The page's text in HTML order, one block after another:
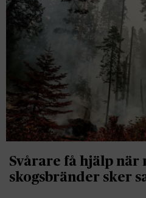
Svårare få hjälp när
skogsbränder sker